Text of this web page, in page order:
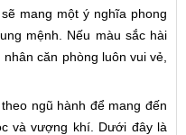
mang một ý nghĩa phong
mệnh. Nếu màu sắc hài
căn phòng luôn vui vẻ,
ngũ hành để mang đến
và vượng khí. Dưới đây là